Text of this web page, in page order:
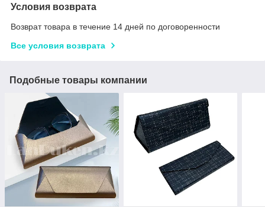
Условия возврата
Возврат товара в течение 14 дней по договоренности
Все условия возврата
Подобные товары компании